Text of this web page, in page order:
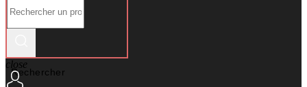
Rechercher
close